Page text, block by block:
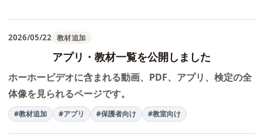
2026/05/22 教材追加
アプリ・教材一覧を公開しました
ホーホービデオに含まれる動画、PDF、アプリ、検定の全
体像を見られるページです。
#教材追加 #アプリ #保護者向け #教室向け